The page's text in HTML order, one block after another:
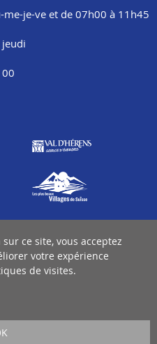
je-ve et de 07h00 à 11h45
ce site, vous acceptez
votre expérience
de visites.